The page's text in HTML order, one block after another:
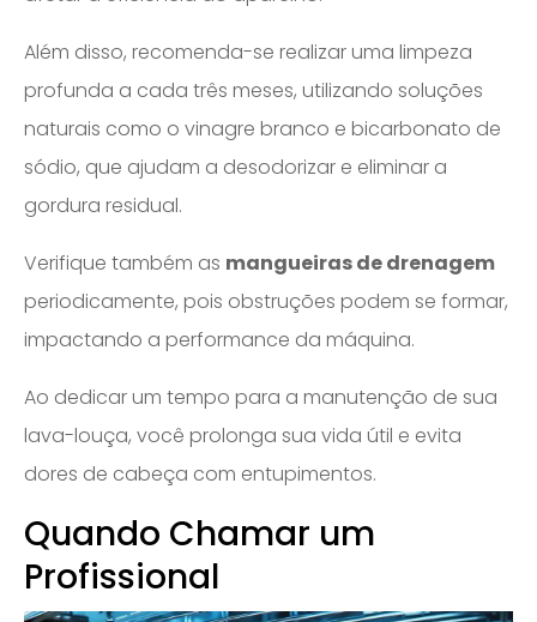
Além disso, recomenda-se realizar uma limpeza
profunda a cada três meses, utilizando soluções
naturais como o vinagre branco e bicarbonato de
sódio, que ajudam a desodorizar e eliminar a
gordura residual.
Verifique também as mangueiras de drenagem
periodicamente, pois obstruções podem se formar,
impactando a performance da máquina.
Ao dedicar um tempo para a manutenção de sua
lava-louça, você prolonga sua vida útil e evita
dores de cabeça com entupimentos.
Quando Chamar um
Profissional